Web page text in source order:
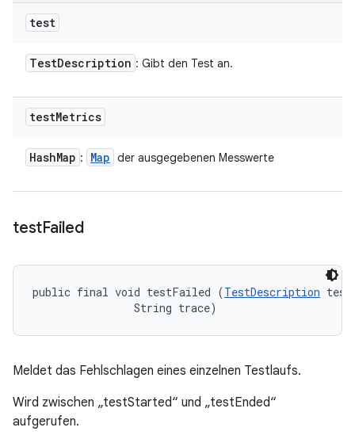
test
TestDescription : Gibt den Test an.
testMetrics
HashMap : Map der ausgegebenen Messwerte
testFailed
public final void testFailed (TestDescription
                String trace)
Meldet das Fehlschlagen eines einzelnen Testlaufs.
Wird zwischen „testStarted“ und „testEnded“
aufgerufen.